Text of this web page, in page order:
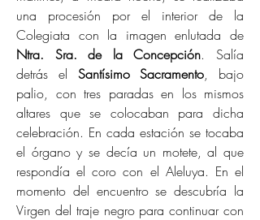
una procesión por el interior de la
Colegiata con la imagen enlutada de
Ntra. Sra. de la Concepción. Salía
detrás el Santísimo Sacramento, bajo
palio, con tres paradas en los mismos
altares que se colocaban para dicha
celebración. En cada estación se tocaba
el órgano y se decía un motete, al que
respondía el coro con el Aleluya. En el
momento del encuentro se descubría la
Virgen del traje negro para continuar con